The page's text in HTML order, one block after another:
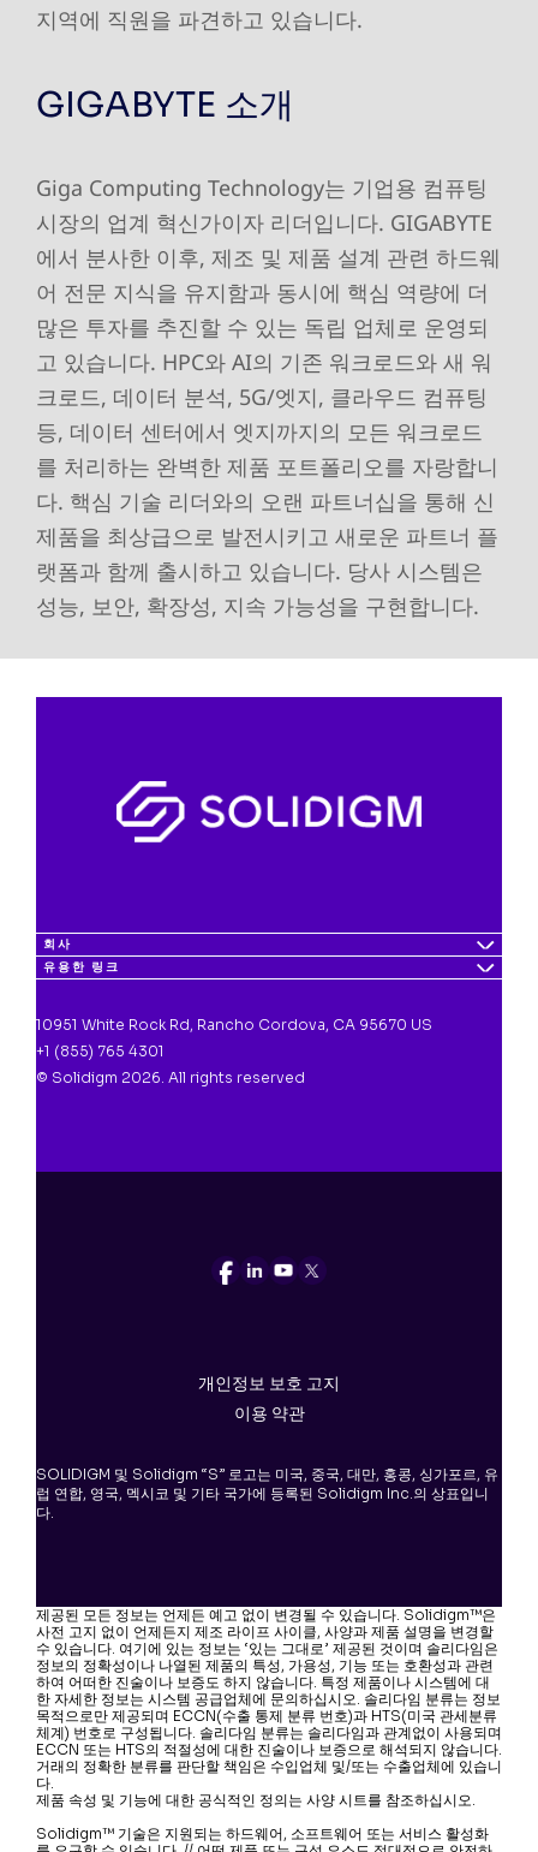
지역에 직원을 파견하고 있습니다.
GIGABYTE 소개
Giga Computing Technology는 기업용 컴퓨팅
시장의 업계 혁신가이자 리더입니다. GIGABYTE
에서 분사한 이후, 제조 및 제품 설계 관련 하드웨
어 전문 지식을 유지함과 동시에 핵심 역량에 더
많은 투자를 추진할 수 있는 독립 업체로 운영되
고 있습니다. HPC와 AI의 기존 워크로드와 새 워
크로드, 데이터 분석, 5G/엣지, 클라우드 컴퓨팅
등, 데이터 센터에서 엣지까지의 모든 워크로드
를 처리하는 완벽한 제품 포트폴리오를 자랑합니
다. 핵심 기술 리더와의 오랜 파트너십을 통해 신
제품을 최상급으로 발전시키고 새로운 파트너 플
랫폼과 함께 출시하고 있습니다. 당사 시스템은
성능, 보안, 확장성, 지속 가능성을 구현합니다.
회사
유용한 링크
10951 White Rock Rd, Rancho Cordova, CA 95670 US
+1 (855) 765 4301
© Solidigm 2026. All rights reserved
개인정보 보호 고지
이용 약관
SOLIDIGM 및 Solidigm “S” 로고는 미국, 중국, 대만, 홍콩, 싱가포르, 유
럽 연합, 영국, 멕시코 및 기타 국가에 등록된 Solidigm Inc.의 상표입니
다.
제공된 모든 정보는 언제든 예고 없이 변경될 수 있습니다. Solidigm™은
사전 고지 없이 언제든지 제조 라이프 사이클, 사양과 제품 설명을 변경할
수 있습니다. 여기에 있는 정보는 ‘있는 그대로’ 제공된 것이며 솔리다임은
정보의 정확성이나 나열된 제품의 특성, 가용성, 기능 또는 호환성과 관련
하여 어떠한 진술이나 보증도 하지 않습니다. 특정 제품이나 시스템에 대
한 자세한 정보는 시스템 공급업체에 문의하십시오. 솔리다임 분류는 정보
목적으로만 제공되며 ECCN(수출 통제 분류 번호)과 HTS(미국 관세분류
체계) 번호로 구성됩니다. 솔리다임 분류는 솔리다임과 관계없이 사용되며
ECCN 또는 HTS의 적절성에 대한 진술이나 보증으로 해석되지 않습니다.
거래의 정확한 분류를 판단할 책임은 수입업체 및/또는 수출업체에 있습니
다.
제품 속성 및 기능에 대한 공식적인 정의는 사양 시트를 참조하십시오.
Solidigm™ 기술은 지원되는 하드웨어, 소프트웨어 또는 서비스 활성화